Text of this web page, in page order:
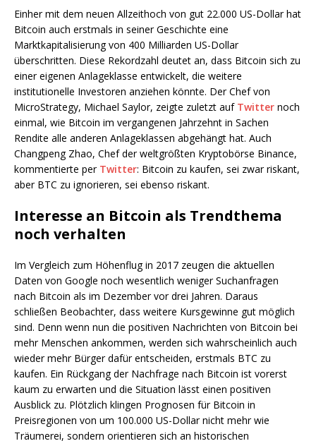
Einher mit dem neuen Allzeithoch von gut 22.000 US-Dollar hat
Bitcoin auch erstmals in seiner Geschichte eine
Marktkapitalisierung von 400 Milliarden US-Dollar
überschritten. Diese Rekordzahl deutet an, dass Bitcoin sich zu
einer eigenen Anlageklasse entwickelt, die weitere
institutionelle Investoren anziehen könnte. Der Chef von
MicroStrategy, Michael Saylor, zeigte zuletzt auf Twitter noch
einmal, wie Bitcoin im vergangenen Jahrzehnt in Sachen
Rendite alle anderen Anlageklassen abgehängt hat. Auch
Changpeng Zhao, Chef der weltgrößten Kryptobörse Binance,
kommentierte per Twitter: Bitcoin zu kaufen, sei zwar riskant,
aber BTC zu ignorieren, sei ebenso riskant.
Interesse an Bitcoin als Trendthema
noch verhalten
Im Vergleich zum Höhenflug in 2017 zeugen die aktuellen
Daten von Google noch wesentlich weniger Suchanfragen
nach Bitcoin als im Dezember vor drei Jahren. Daraus
schließen Beobachter, dass weitere Kursgewinne gut möglich
sind. Denn wenn nun die positiven Nachrichten von Bitcoin bei
mehr Menschen ankommen, werden sich wahrscheinlich auch
wieder mehr Bürger dafür entscheiden, erstmals BTC zu
kaufen. Ein Rückgang der Nachfrage nach Bitcoin ist vorerst
kaum zu erwarten und die Situation lässt einen positiven
Ausblick zu. Plötzlich klingen Prognosen für Bitcoin in
Preisregionen von um 100.000 US-Dollar nicht mehr wie
Träumerei, sondern orientieren sich an historischen